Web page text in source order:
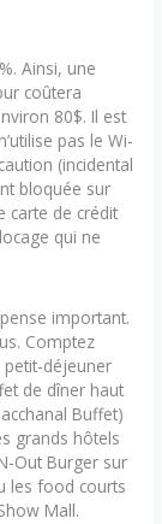
Ainsi, une
coûtera
80$. Il est
pas le Wi-
(incidental
bloquée sur
carte de crédit
qui ne
important.
Comptez
déjeuner
de dîner haut
Buffet)
grands hôtels
Out Burger sur
les food courts
Mall.